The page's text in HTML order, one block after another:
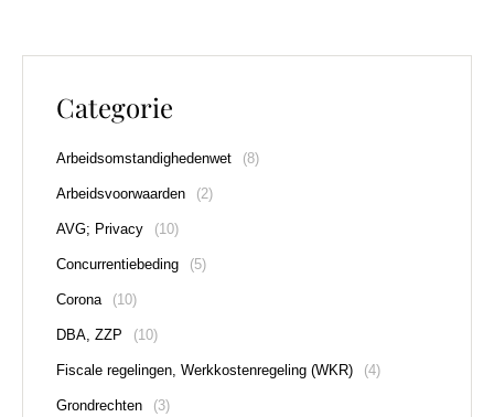
Categorie
Arbeidsomstandighedenwet (8)
Arbeidsvoorwaarden (2)
AVG; Privacy (10)
Concurrentiebeding (5)
Corona (10)
DBA, ZZP (10)
Fiscale regelingen, Werkkostenregeling (WKR) (4)
Grondrechten (3)